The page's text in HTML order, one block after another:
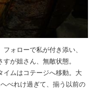
ォローで私が付き添い、
が姐さん、無敵状態。
イムはコテージへ移動。大
べれけ過ぎて、揃う以前の